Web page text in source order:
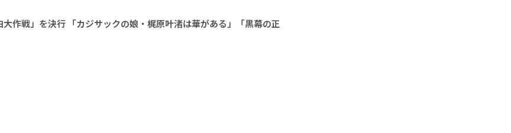
大作戦」を決行 「カジサックの娘・梶原叶渚は華がある」「黒幕の正